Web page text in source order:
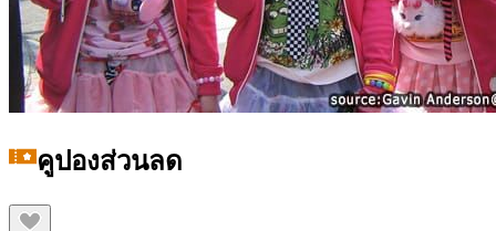
คูปองส่วนลด